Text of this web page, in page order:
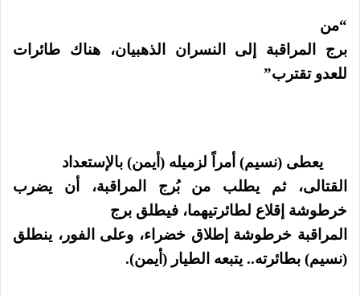
“من
برج المراقبة إلى النسران الذهبيان، هناك طائرات
للعدو تقترب”
يعطى (نسيم) أمراً لزميله (أيمن) بالإستعداد
القتالى، ثم يطلب من بُرج المراقبة، أن يضرب
خرطوشة إقلاع لطائرتيهما، فيطلق برج
المراقبة خرطوشة إطلاق خضراء، وعلى الفور، ينطلق
(نسيم) بطائرته.. يتبعه الطيار (أيمن).